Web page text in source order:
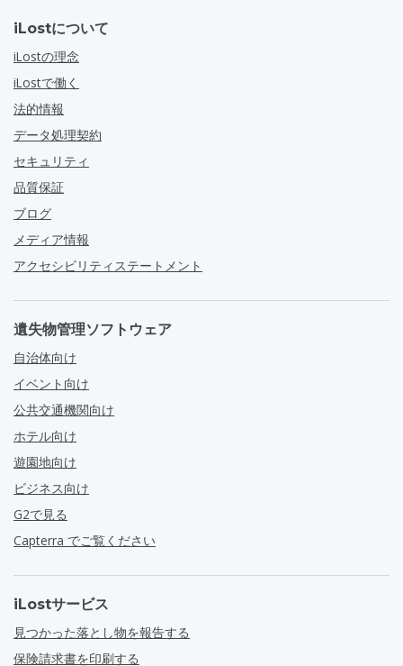
iLostについて
iLostの理念
iLostで働く
法的情報
データ処理契約
セキュリティ
品質保証
ブログ
メディア情報
アクセシビリティステートメント
遺失物管理ソフトウェア
自治体向け
イベント向け
公共交通機関向け
ホテル向け
遊園地向け
ビジネス向け
G2で見る
Capterra でご覧ください
iLostサービス
見つかった落とし物を報告する
保険請求書を印刷する